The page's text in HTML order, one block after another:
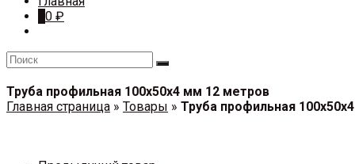
0 ₽
Труба профильная 100х50х4 мм 12 метров
Главная страница » Товары » Труба профильная